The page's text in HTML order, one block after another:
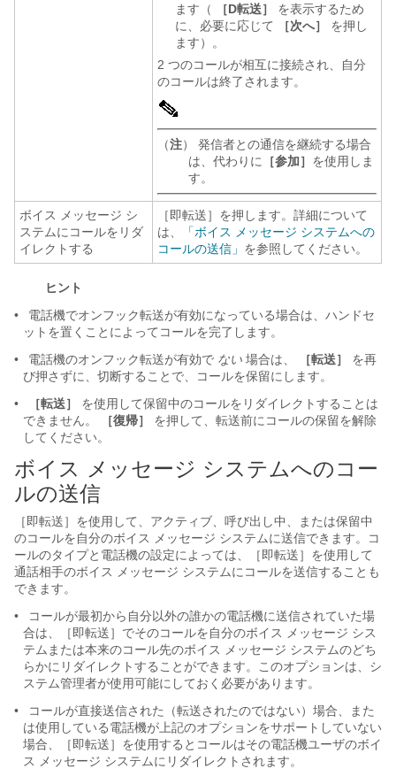
ます（
［D転送］
を表示するため
に、必要に応じて
［次へ］
を押し
ます）。
2 つのコールが相互に接続され、自分
のコールは終了されます。
（注） 発信者との通信を継続する場合
は、代わりに
［参加］ を使用しま
す。
ボイス メッセージ シ
ステムにコールをリダ
イレクトする
［即転送］を押します。詳細について
は、
「ボイス メッセージ システムへの
コールの送信」 を参照してください。
ヒント
•
電話機でオンフック転送が有効になっている場合は、ハンドセ
ットを置くことによってコールを完了します。
•
電話機のオンフック転送が有効で ない 場合は、 ［転送］
を再
び押さずに、切断することで、コールを保留にします。
•
［転送］
を使用して保留中のコールをリダイレクトすることは
できません。
［復帰］
を押して、転送前にコールの保留を解除
してください。
ボイス メッセージ システムへのコー
ルの送信
［即転送］を使用して、アクティブ、呼び出し中、または保留中
のコールを自分のボイス メッセージ システムに送信できます。コ
ールのタイプと電話機の設定によっては、［即転送］を使用して
通話相手のボイス メッセージ システムにコールを送信することも
できます。
•
コールが最初から自分以外の誰かの電話機に送信されていた場
合は、［即転送］でそのコールを自分のボイス メッセージ シス
テムまたは本来のコール先のボイス メッセージ システムのどち
らかにリダイレクトすることができます。このオプションは、シ
ステム管理者が使用可能にしておく必要があります。
•
コールが直接送信された（転送されたのではない）場合、また
は使用している電話機が上記のオプションをサポートしていない
場合、［即転送］を使用するとコールはその電話機ユーザのボイ
ス メッセージ システムにリダイレクトされます。